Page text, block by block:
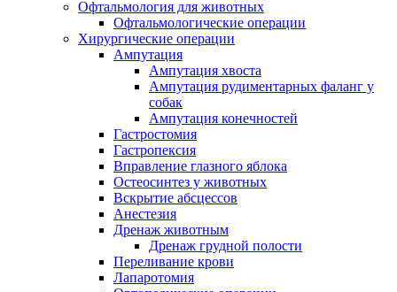
Офтальмология для животных
Офтальмологические операции
Хирургические операции
Ампутация
Ампутация хвоста
Ампутация рудиментарных фаланг у
собак
Ампутация конечностей
Гастростомия
Гастропексия
Вправление глазного яблока
Остеосинтез у животных
Вскрытие абсцессов
Анестезия
Дренаж животным
Дренаж грудной полости
Переливание крови
Лапаротомия